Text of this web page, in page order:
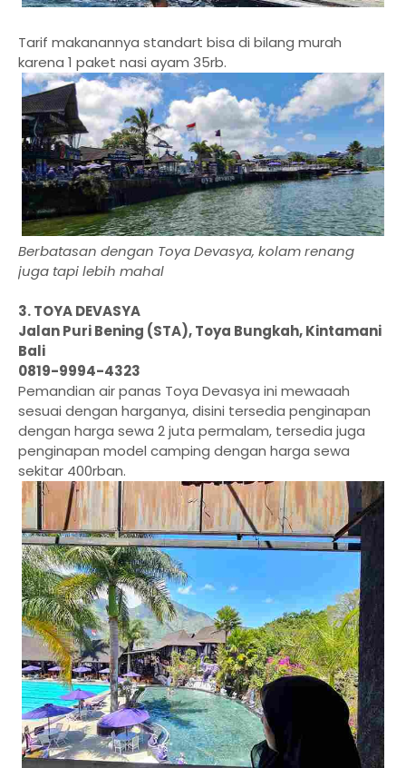
Tarif makanannya standart bisa di bilang murah
karena 1 paket nasi ayam 35rb.
Berbatasan dengan Toya Devasya, kolam renang
juga tapi lebih mahal
3. TOYA DEVASYA
Jalan Puri Bening (STA), Toya Bungkah, Kintamani
Bali
0819-9994-4323
Pemandian air panas Toya Devasya ini mewaaah
sesuai dengan harganya, disini tersedia penginapan
dengan harga sewa 2 juta permalam, tersedia juga
penginapan model camping dengan harga sewa
sekitar 400rban.